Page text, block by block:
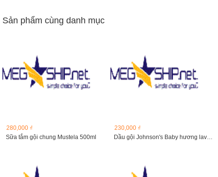
Sản phẩm cùng danh mục
280,000 ₫
Sữa tắm gội chung Mustela 500ml
230,000 ₫
Dầu gội Johnson's Baby hương lavender